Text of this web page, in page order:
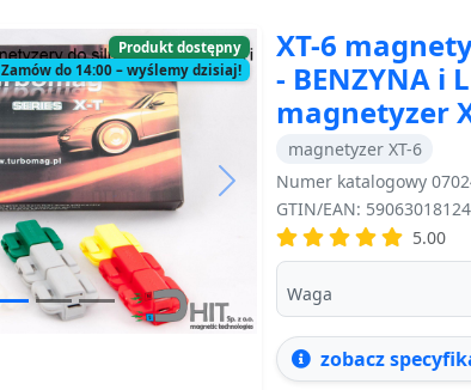
Produkt dostępny
Zamów do 14:00 – wyślemy dzisiaj!
XT-6
- BENZYNA i
magnetyzer
magnetyzer XT-6
Numer katalogowy
GTIN/EAN:
5.00
Waga
zobacz